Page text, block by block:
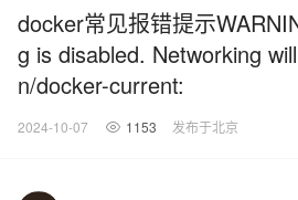
docker常见报错提示
g is disabled. Networking
n/docker-current:
2024-10-07 1153 发布于北京